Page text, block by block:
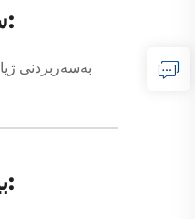
سەلمانی کۆمپانیا:
بەسەربردنی
بینەڕەتی کۆمپانیا: